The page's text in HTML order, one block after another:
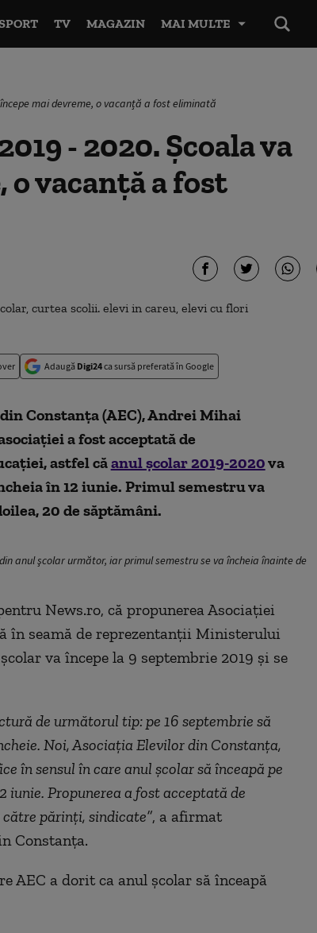
TV MAGAZIN MAI MULTE
mai devreme, o vacanță a fost eliminată
- 2020. Școala va
o vacanță a fost
Adaugă Digi24ca sursă preferată în Google
Constanţa (AEC), Andrei Mihai
a fost acceptată de
astfel căanul şcolar 2019-2020va
în 12 iunie. Primul semestru va
20 de săptămâni.
anul şcolar următor, iar primul semestru se va încheia înainte de
News.ro, că propunerea Asociaţiei
în seamă de reprezentanţii Ministerului
va începe la 9 septembrie 2019 şi se
de următorul tip: pe 16 septembrie să
Noi, Asociaţia Elevilor din Constanţa,
în sensul în care anul şcolar să înceapă pe
iunie. Propunerea a fost acceptată de
părinţi, sindicate”, a afirmat
Constanţa.
AEC a dorit ca anul şcolar să înceapă